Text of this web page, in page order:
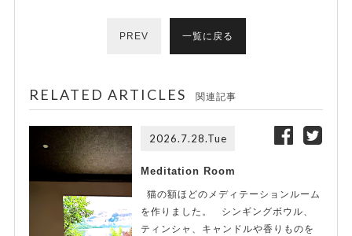
PREV 一覧に戻る
RELATED ARTICLES 関連記事
2026.7.28.Tue
Meditation Room
猫の額ほどのメディテーションルーム
を作りました。 シンギングボウル、
ティンシャ、キャンドルや香りものを